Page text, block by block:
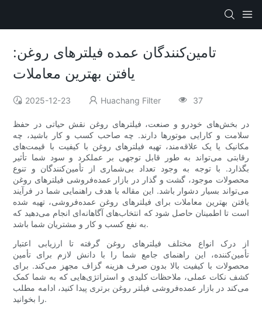
تامین‌کنندگان عمده فیلترهای روغن:
یافتن بهترین معاملات
2025-12-23 Huachang Filter 37
در بخش‌های خودرو و صنعت، فیلترهای روغن نقش حیاتی در حفظ
سلامت و کارایی موتورها دارند. چه صاحب کسب و کار باشید، چه
مکانیک یا یک علاقه‌مند، تهیه فیلترهای روغن با کیفیت با قیمت‌های
رقابتی می‌تواند به طور قابل توجهی بر عملکرد و سود شما تأثیر
بگذارد. با توجه به وجود تعداد بی‌شماری از تأمین‌کنندگان و تنوع
محصولات موجود، گشت و گذار در بازار عمده‌فروشی فیلترهای روغن
می‌تواند بسیار دشوار باشد. این مقاله با هدف راهنمایی شما در فرآیند
یافتن بهترین معاملات برای فیلترهای روغن عمده‌فروشی، تهیه شده
است تا اطمینان حاصل شود که انتخاب‌های آگاهانه‌ای انجام می‌دهید که
به نفع کسب و کار و مشتریان شما باشد.
از درک انواع مختلف فیلترهای روغن گرفته تا ارزیابی اعتبار
تأمین‌کننده، این راهنمای جامع شما را با دانش لازم برای تأمین
محصولات با کیفیت بالا بدون صرف هزینه گزاف مجهز می‌کند. برای
کشف نکات عملی، ملاحظات کلیدی و استراتژی‌هایی که به شما کمک
می‌کند در بازار عمده‌فروشی فیلتر روغن برتری پیدا کنید، ادامه مطلب
را بخوانید.